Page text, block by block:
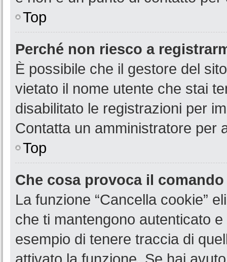
Top
Perché non riesco a
È possibile che il gestore del
vietato il nome utente che stai
disabilitato le registrazioni per
Contatta un amministratore per
Top
Che cosa provoca il
La funzione “Cancella cookie”
che ti mantengono autenticato
esempio di tenere traccia di